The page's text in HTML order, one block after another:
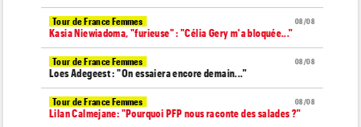
08/08
Tour de France Femmes
Kasia Niewiadoma, "furieuse" : "Célia Gery m'a bloquée..."
08/08
Tour de France Femmes
Loes Adegeest : "On essaiera encore demain..."
08/08
Tour de France Femmes
Lilan Calmejane: "Pourquoi PFP nous raconte des salades ?"